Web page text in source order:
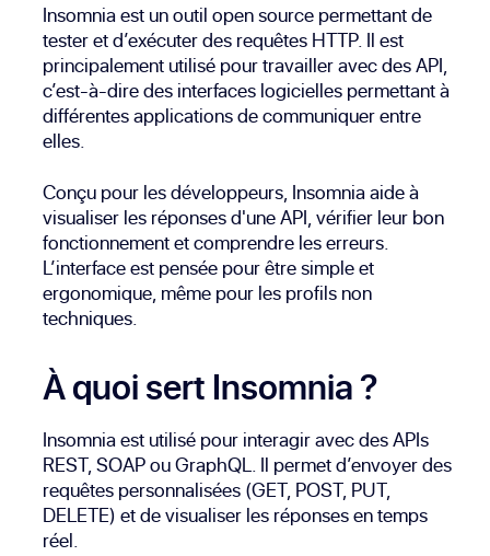
Insomnia est un outil open source permettant de
tester et d’exécuter des requêtes HTTP. Il est
principalement utilisé pour travailler avec des API,
c’est-à-dire des interfaces logicielles permettant à
différentes applications de communiquer entre
elles.
Conçu pour les développeurs, Insomnia aide à
visualiser les réponses d'une API, vérifier leur bon
fonctionnement et comprendre les erreurs.
L’interface est pensée pour être simple et
ergonomique, même pour les profils non
techniques.
À quoi sert Insomnia ?
Insomnia est utilisé pour interagir avec des APIs
REST, SOAP ou GraphQL. Il permet d’envoyer des
requêtes personnalisées (GET, POST, PUT,
DELETE) et de visualiser les réponses en temps
réel.